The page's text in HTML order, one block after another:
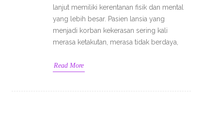
lanjut memiliki kerentanan fisik dan mental
yang lebih besar. Pasien lansia yang
menjadi korban kekerasan sering kali
merasa ketakutan, merasa tidak berdaya,
Read More